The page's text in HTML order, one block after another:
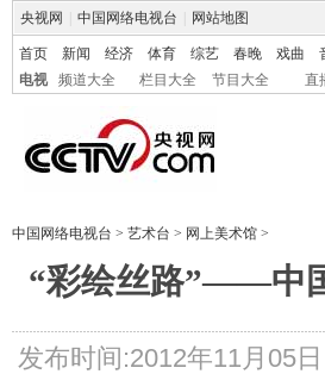
央视网 中国网络电视台 网站地图
首页 新闻 经济 体育 综艺 春晚 戏曲
电视
频道大全 栏目大全 节目大全 直
中国网络电视台 > 艺术台 > 网上美术馆 >
“彩绘丝路”——中
发布时间:2012年11月05